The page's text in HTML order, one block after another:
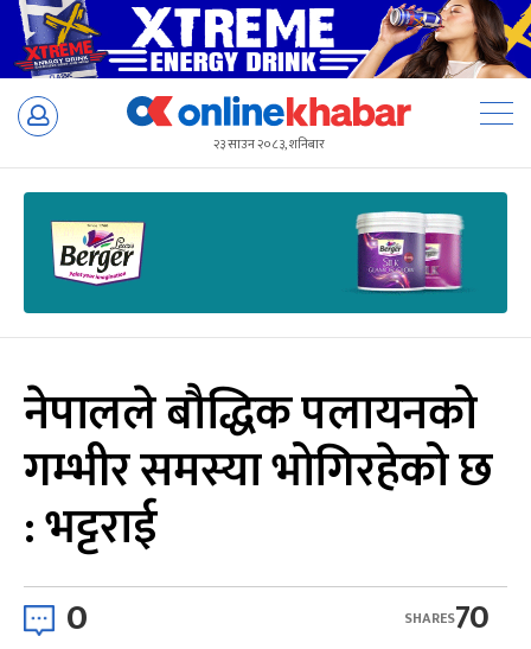
Skip
२३ साउन २०८३, शनिबार
नेपालले बौद्धिक पलायनको
गम्भीर समस्या भोगिरहेको छ
: भट्टराई
0 70
SHARES